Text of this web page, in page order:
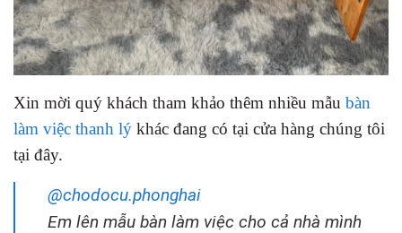
Xin mời quý khách tham khảo thêm nhiều mẫu bàn
làm việc thanh lý khác đang có tại cửa hàng chúng tôi
tại đây.
@chodocu.phonghai
Em lên mẫu bàn làm việc cho cả nhà mình